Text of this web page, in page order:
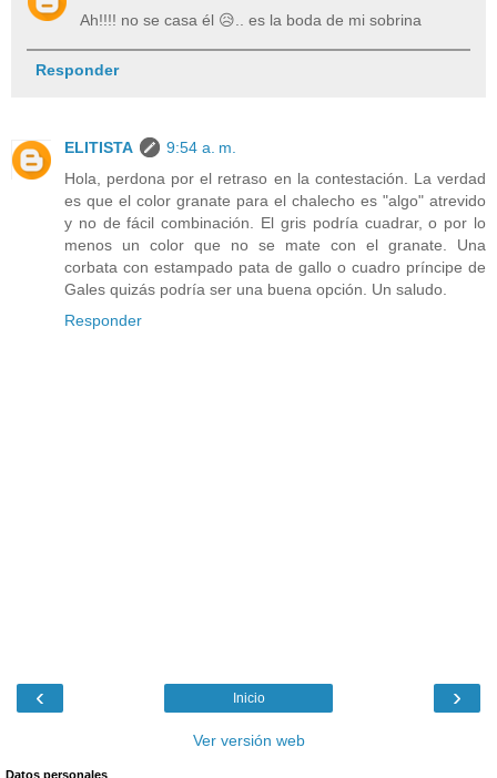
Ah!!!! no se casa él 😥.. es la boda de mi sobrina
Responder
ELITISTA
9:54 a. m.
Hola, perdona por el retraso en la contestación. La verdad
es que el color granate para el chalecho es "algo" atrevido
y no de fácil combinación. El gris podría cuadrar, o por lo
menos un color que no se mate con el granate. Una
corbata con estampado pata de gallo o cuadro príncipe de
Gales quizás podría ser una buena opción. Un saludo.
Responder
‹ ›
Inicio
Ver versión web
Datos personales